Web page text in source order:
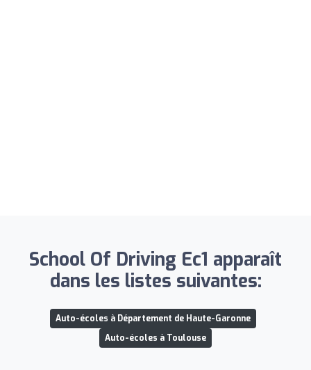
School Of Driving Ec1 apparaît
dans les listes suivantes:
Auto-écoles à Département de Haute-Garonne
Auto-écoles à Toulouse